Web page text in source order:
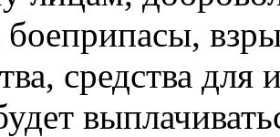
средства